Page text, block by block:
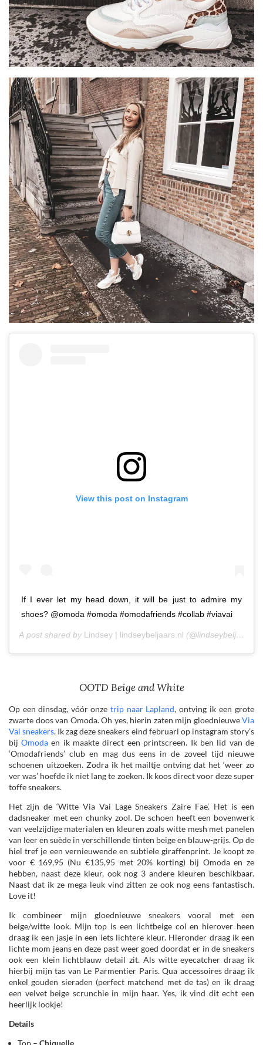
View this post on Instagram
If I ever let my head down, it will be just to admire my
shoes? @omoda #omoda #omodafriends #collab #viavai
A post shared by Lindsey | lindseybeljaars.nl (@lindseybeljaars)
OOTD Beige and White
Op een dinsdag, vóór onze trip naar Lapland, ontving ik een grote
zwarte doos van Omoda. Oh yes, hierin zaten mijn gloednieuweVia
Vai sneakers. Ik zag deze sneakers eind februari op instagram story’s
bij Omoda en ik maakte direct een printscreen. Ik ben lid van de
‘Omodafriends’ club en mag dus eens in de zoveel tijd nieuwe
schoenen uitzoeken. Zodra ik het mailtje ontving dat het ‘weer zo
ver was’ hoefde ik niet lang te zoeken. Ik koos direct voor deze super
toffe sneakers.
Het zijn de ‘Witte Via Vai Lage Sneakers Zaire Fae’. Het is een
dadsneaker met een chunky zool. De schoen heeft een bovenwerk
van veelzijdige materialen en kleuren zoals witte mesh met panelen
van leer en suède in verschillende tinten beige en blauw-grijs. Op de
hiel tref je een vernieuwende en subtiele giraffenprint. Je koopt ze
voor € 169,95 (Nu €135,95 met 20% korting) bij Omoda en ze
hebben, naast deze kleur, ook nog 3 andere kleuren beschikbaar.
Naast dat ik ze mega leuk vind zitten ze ook nog eens fantastisch.
Love it!
Ik combineer mijn gloednieuwe sneakers vooral met een
beige/witte look. Mijn top is een lichtbeige col en hierover heen
draag ik een jasje in een iets lichtere kleur. Hieronder draag ik een
lichte mom jeans en deze past weer goed doordat er in de sneakers
ook een klein lichtblauw detail zit. Als witte eyecatcher draag ik
hierbij mijn tas van Le Parmentier Paris. Qua accessoires draag ik
enkel gouden sieraden (perfect matchend met de tas) en ik draag
een velvet beige scrunchie in mijn haar. Yes, ik vind dit echt een
heerlijk lookje!
Details
Top – Chiquelle